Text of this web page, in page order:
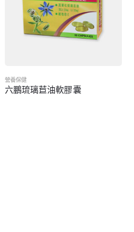
營養保健
六鵬琉璃苣油軟膠囊